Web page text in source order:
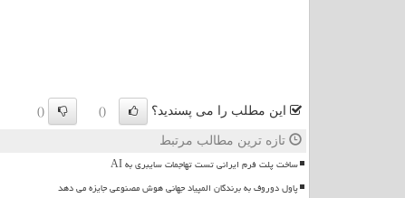
این مطلب را می پسندید؟ ()
()
تازه ترین مطالب مرتبط
ساخت پلت فرم ایرانی تست تهاجمات سایبری به AI
پاول دوروف به برندگان المپیاد جهانی هوش مصنوعی جایزه می دهد